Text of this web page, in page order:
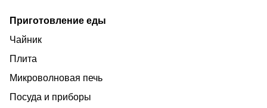
Приготовление еды
Чайник
Плита
Микроволновая печь
Посуда и приборы